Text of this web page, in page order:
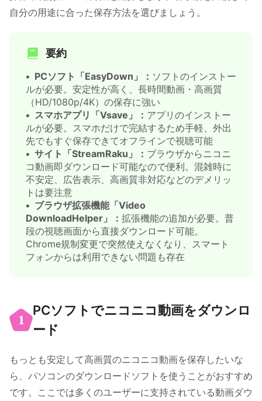
自分の用途に合った保存方法を選びましょう。
要約
PCソフト「EasyDown」： ソフトのインストー
ルが必要。安定性が高く、長時間動画・高画質
（HD/1080p/4K）の保存に強い
スマホアプリ「Vsave」： アプリのインストー
ルが必要。スマホだけで完結するため手軽、外出
先でもすぐ保存できてオフラインで視聴可能
サイト「StreamRaku」： ブラウザからニコニ
コ動画即ダウンロード可能なので便利。混雑時に
不安定、広告表示、高画質非対応などのデメリッ
トは要注意
ブラウザ拡張機能「Video
DownloadHelper」： 拡張機能の追加が必要。普
段の視聴画面から直接ダウンロード可能。
Chrome規制変更で突然使えなくなり、スマート
フォンからは利用できない問題も存在
1
PCソフトでニコニコ動画をダウンロ
ード
もっとも安定して高画質のニコニコ動画を保存したいな
ら、パソコンのダウンロードソフトを使うことがおすすめ
です。ここでは多くのユーザーに支持されている動画ダウ